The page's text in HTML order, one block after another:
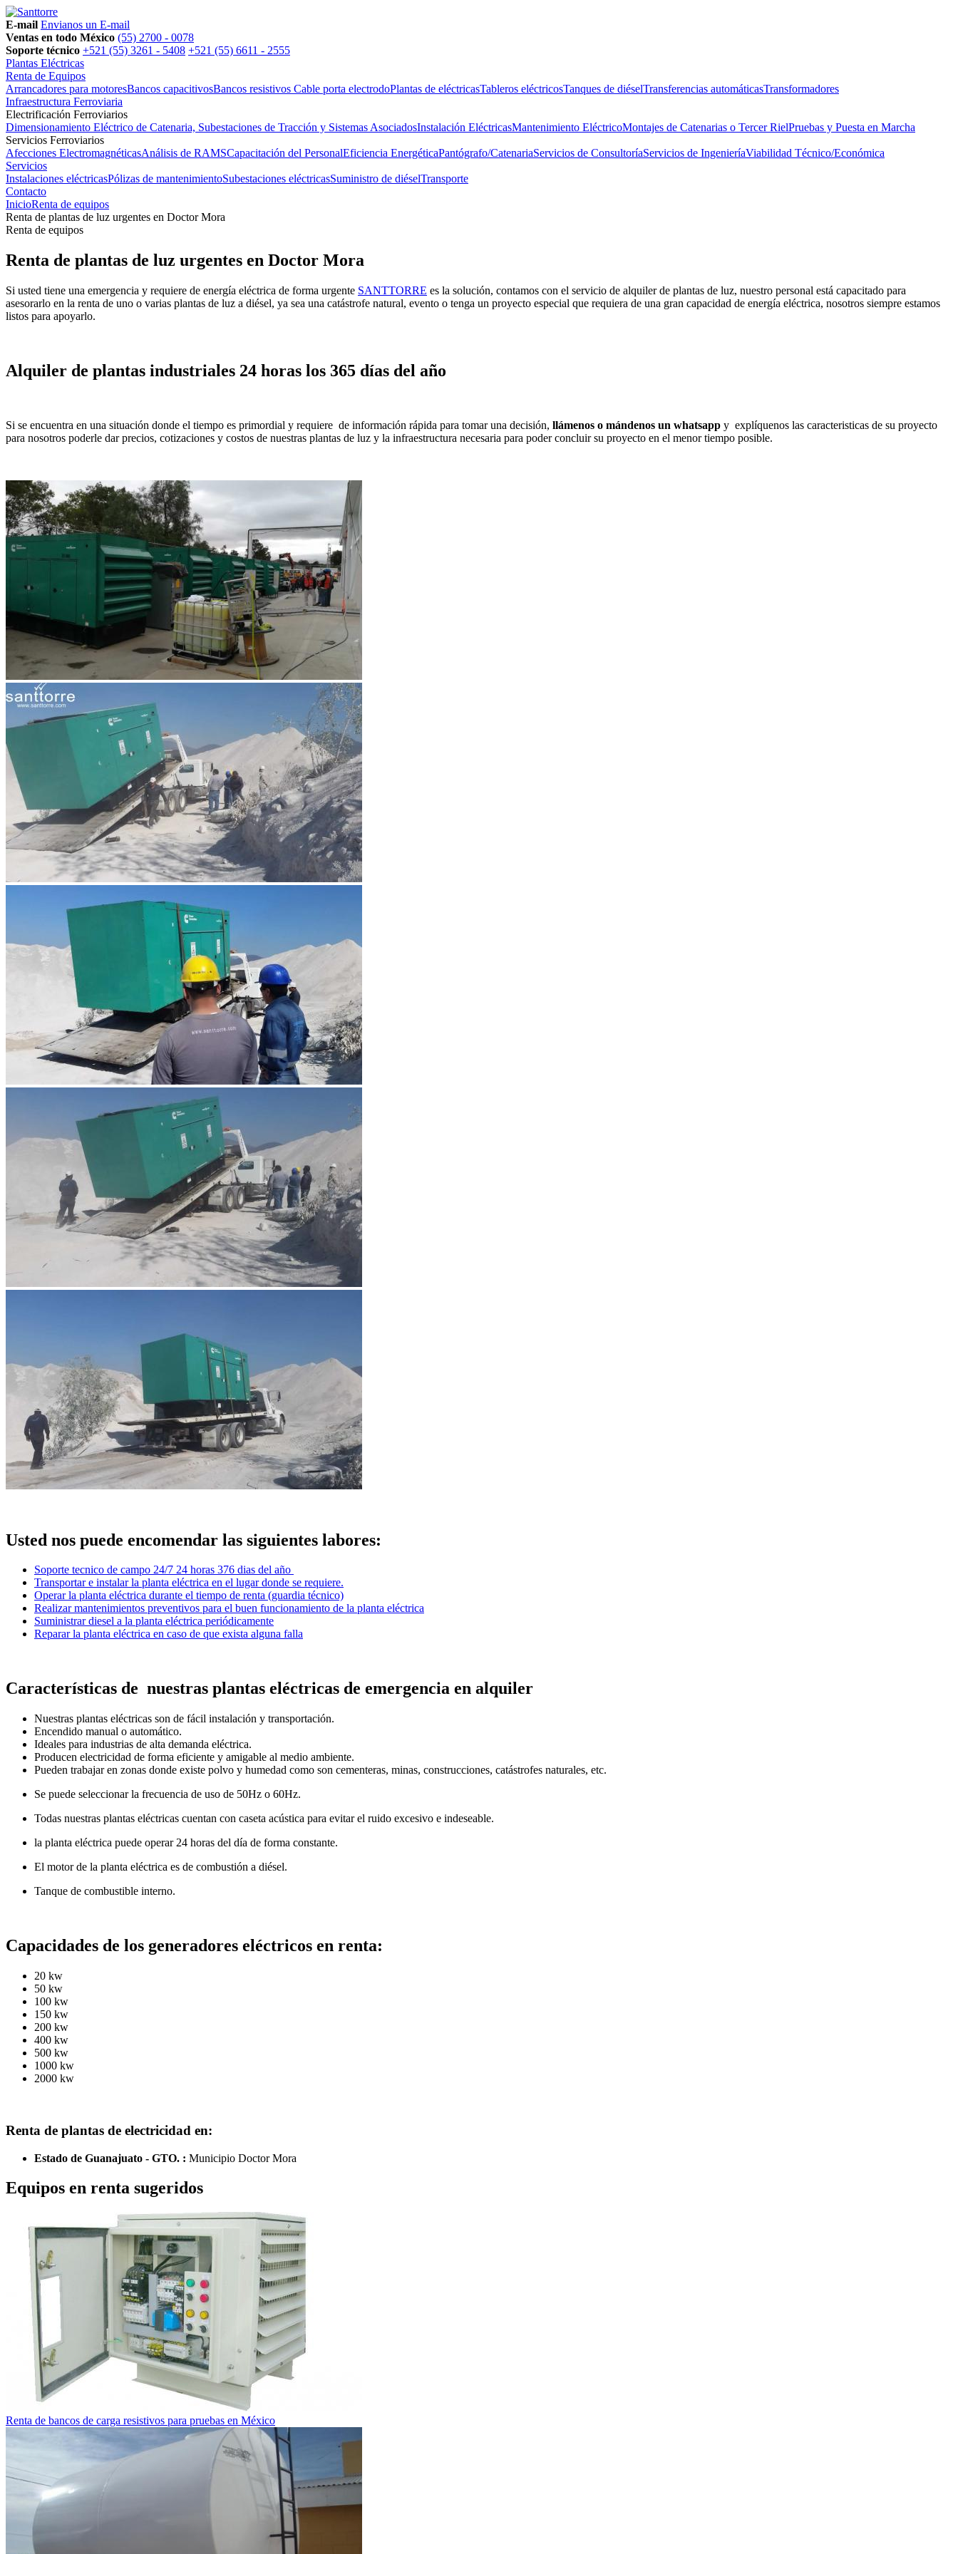
E-mail Envianos un E-mail
Ventas en todo México (55) 2700 - 0078
Soporte técnico +521 (55) 3261 - 5408 +521 (55) 6611 - 2555
Plantas Eléctricas
Renta de Equipos
Arrancadores para motoresBancos capacitivosBancos resistivos Cable porta electrodoPlantas de eléctricasTableros eléctricosTanques de diéselTransferencias automáticasTransformadores
Infraestructura Ferroviaria
Electrificación Ferroviarios
Dimensionamiento Eléctrico de Catenaria, Subestaciones de Tracción y Sistemas AsociadosInstalación EléctricasMantenimiento EléctricoMontajes de Catenarias o Tercer RielPruebas y Puesta en Marcha
Servicios Ferroviarios
Afecciones ElectromagnéticasAnálisis de RAMSCapacitación del PersonalEficiencia EnergéticaPantógrafo/CatenariaServicios de ConsultoríaServicios de IngenieríaViabilidad Técnico/Económica
Servicios
Instalaciones eléctricasPólizas de mantenimientoSubestaciones eléctricasSuministro de diéselTransporte
Contacto
InicioRenta de equipos
Renta de plantas de luz urgentes en Doctor Mora
Renta de equipos
Renta de plantas de luz urgentes en Doctor Mora
Si usted tiene una emergencia y requiere de energía eléctrica de forma urgente SANTTORRE es la solución, contamos con el servicio de alquiler de plantas de luz, nuestro personal está capacitado para
asesorarlo en la renta de uno o varias plantas de luz a diésel, ya sea una catástrofe natural, evento o tenga un proyecto especial que requiera de una gran capacidad de energía eléctrica, nosotros siempre estamos
listos para apoyarlo.
Alquiler de plantas industriales 24 horas los 365 días del año
Si se encuentra en una situación donde el tiempo es primordial y requiere de información rápida para tomar una decisión, llámenos o mándenos un whatsapp y explíquenos las caracteristicas de su proyecto
para nosotros poderle dar precios, cotizaciones y costos de nuestras plantas de luz y la infraestructura necesaria para poder concluir su proyecto en el menor tiempo posible.
Usted nos puede encomendar las siguientes labores:
Soporte tecnico de campo 24/7 24 horas 376 dias del año
Transportar e instalar la planta eléctrica en el lugar donde se requiere.
Operar la planta eléctrica durante el tiempo de renta (guardia técnico)
Realizar mantenimientos preventivos para el buen funcionamiento de la planta eléctrica
Suministrar diesel a la planta eléctrica periódicamente
Reparar la planta eléctrica en caso de que exista alguna falla
Características de nuestras plantas eléctricas de emergencia en alquiler
Nuestras plantas eléctricas son de fácil instalación y transportación.
Encendido manual o automático.
Ideales para industrias de alta demanda eléctrica.
Producen electricidad de forma eficiente y amigable al medio ambiente.
Pueden trabajar en zonas donde existe polvo y humedad como son cementeras, minas, construcciones, catástrofes naturales, etc.
Se puede seleccionar la frecuencia de uso de 50Hz o 60Hz.
Todas nuestras plantas eléctricas cuentan con caseta acústica para evitar el ruido excesivo e indeseable.
la planta eléctrica puede operar 24 horas del día de forma constante.
El motor de la planta eléctrica es de combustión a diésel.
Tanque de combustible interno.
Capacidades de los generadores eléctricos en renta:
20 kw
50 kw
100 kw
150 kw
200 kw
400 kw
500 kw
1000 kw
2000 kw
Renta de plantas de electricidad en:
Estado de Guanajuato - GTO. : Municipio Doctor Mora
Equipos en renta sugeridos
Renta de bancos de carga resistivos para pruebas en México